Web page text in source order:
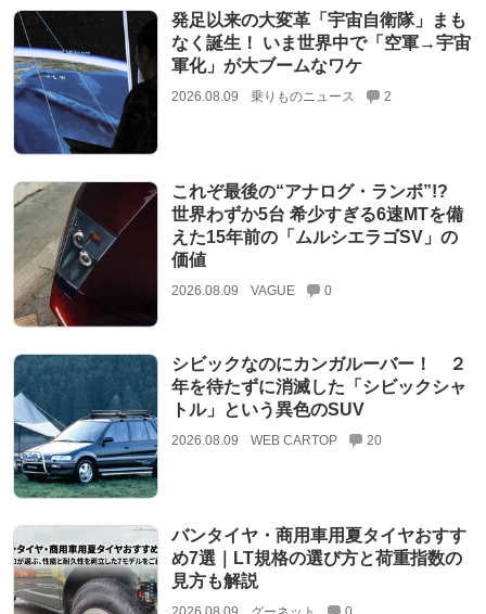
発足以来の大変革「宇宙自衛隊」まも
なく誕生！ いま世界中で「空軍→宇宙
軍化」が大ブームなワケ
2026.08.09 乗りものニュース 2
これぞ最後の“アナログ・ランボ”!?
世界わずか5台 希少すぎる6速MTを備
えた15年前の「ムルシエラゴSV」の
価値
2026.08.09 VAGUE 0
シビックなのにカンガルーバー！ ２
年を待たずに消滅した「シビックシャ
トル」という異色のSUV
2026.08.09 WEB CARTOP 20
バンタイヤ・商用車用夏タイヤおすす
め7選｜LT規格の選び方と荷重指数の
見方も解説